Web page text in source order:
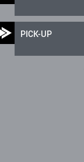
PICK-UP